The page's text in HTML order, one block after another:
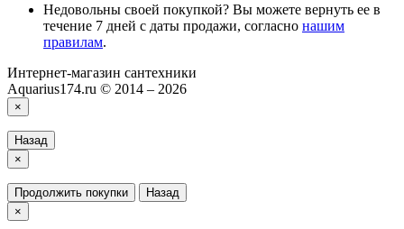
Недовольны своей покупкой? Вы можете вернуть ее в
течение 7 дней с даты продажи, согласно нашим
правилам.
Интернет-магазин сантехники
Aquarius174.ru © 2014 – 2026
×
Назад
×
Продолжить покупки
Назад
×